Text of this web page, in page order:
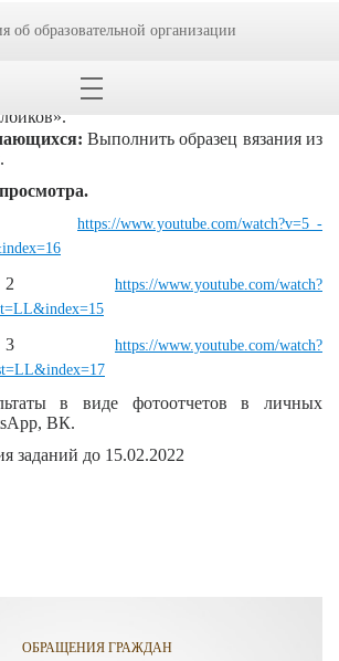
Посмотреть уроки по ссылкам. Урок
петель» Посмотреть урок вязания
Выполнить образец вязания из
1 https://www.youtube.com/watch?v=5_-
2 https://www.youtube.com/watch?
3 https://www.youtube.com/watch?
в виде фотоотчетов в личных
ВК.
заданий до 15.02.2022
ОБРАЩЕНИЯ ГРАЖДАН
об образовательной организации